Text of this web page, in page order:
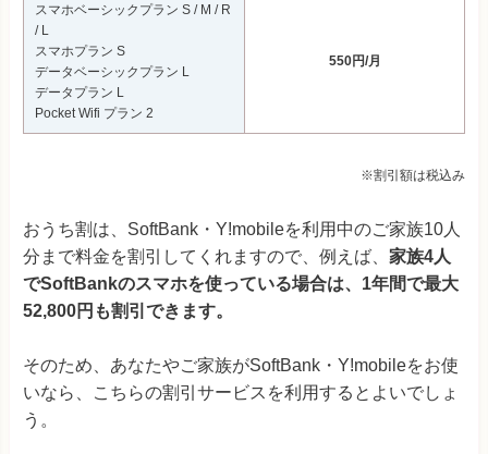
スマホベーシックプラン S / M / R
/ L
スマホプラン S
データベーシックプラン L
データプラン L
Pocket Wifi プラン 2
550円/月
※割引額は税込み
おうち割は、SoftBank・Y!mobileを利用中のご家族10人
分まで料金を割引してくれますので、例えば、 家族4人
でSoftBankのスマホを使っている場合は、1年間で最大
52,800円も割引できます。
そのため、あなたやご家族がSoftBank・Y!mobileをお使
いなら、こちらの割引サービスを利用するとよいでしょ
う。